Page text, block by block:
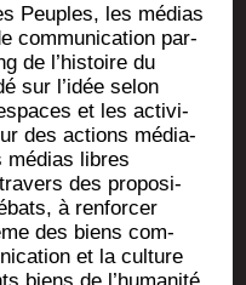
Peuples, les médias
com­mu­ni­ca­tion par­
de l’histoire du
sur l’idée selon
et les acti­vi­
des actions média­
médias libres
des pro­po­si­
à ren­for­cer
des biens com­
et la culture